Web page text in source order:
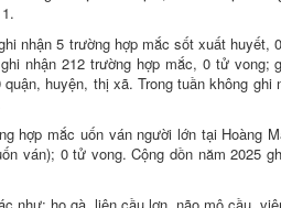
nhận 5 trường hợp mắc sốt xuất
nhận 212 trường hợp mắc, 0 tử
huyện, thị xã. Trong tuần không
hợp mắc uốn ván người lớn tại Hoàng
ván); 0 tử vong. Cộng dồn năm 2025